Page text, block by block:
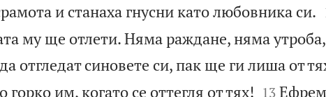
и станаха гнусни като любовника си.
му ще отлети. Няма раждане, няма
отгледат синовете си, пак ще ги лиша от
горко им, когато се оттегля от тях!
13